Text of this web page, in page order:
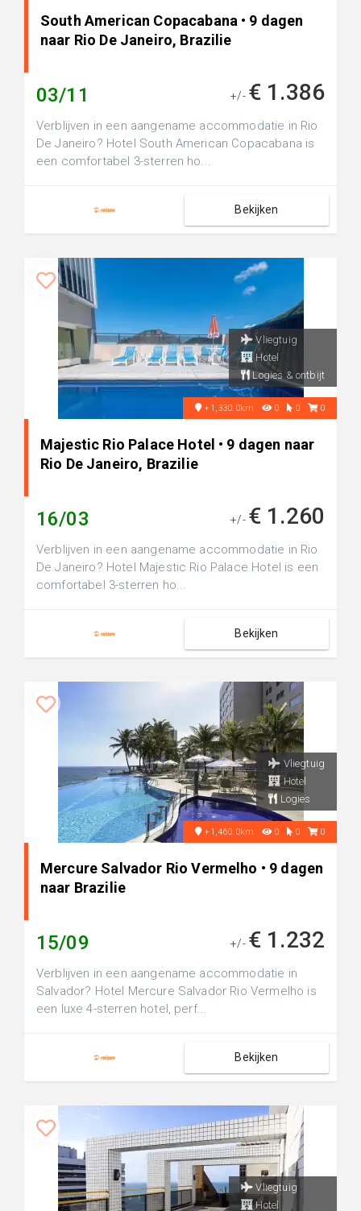
South American Copacabana • 9 dagen
naar Rio De Janeiro, Brazilie
03/11 +/- € 1.386
Verblijven in een aangename accommodatie in Rio
De Janeiro? Hotel South American Copacabana is
een comfortabel 3-sterren ho...
Bekijken
Vliegtuig
Hotel
Logies & ontbijt
+1,330.0km 0 0 0
Majestic Rio Palace Hotel • 9 dagen naar
Rio De Janeiro, Brazilie
16/03 +/- € 1.260
Verblijven in een aangename accommodatie in Rio
De Janeiro? Hotel Majestic Rio Palace Hotel is een
comfortabel 3-sterren ho...
Bekijken
Vliegtuig
Hotel
Logies
+1,460.0km 0 0 0
Mercure Salvador Rio Vermelho • 9 dagen
naar Brazilie
15/09 +/- € 1.232
Verblijven in een aangename accommodatie in
Salvador? Hotel Mercure Salvador Rio Vermelho is
een luxe 4-sterren hotel, perf...
Bekijken
Vliegtuig
Hotel